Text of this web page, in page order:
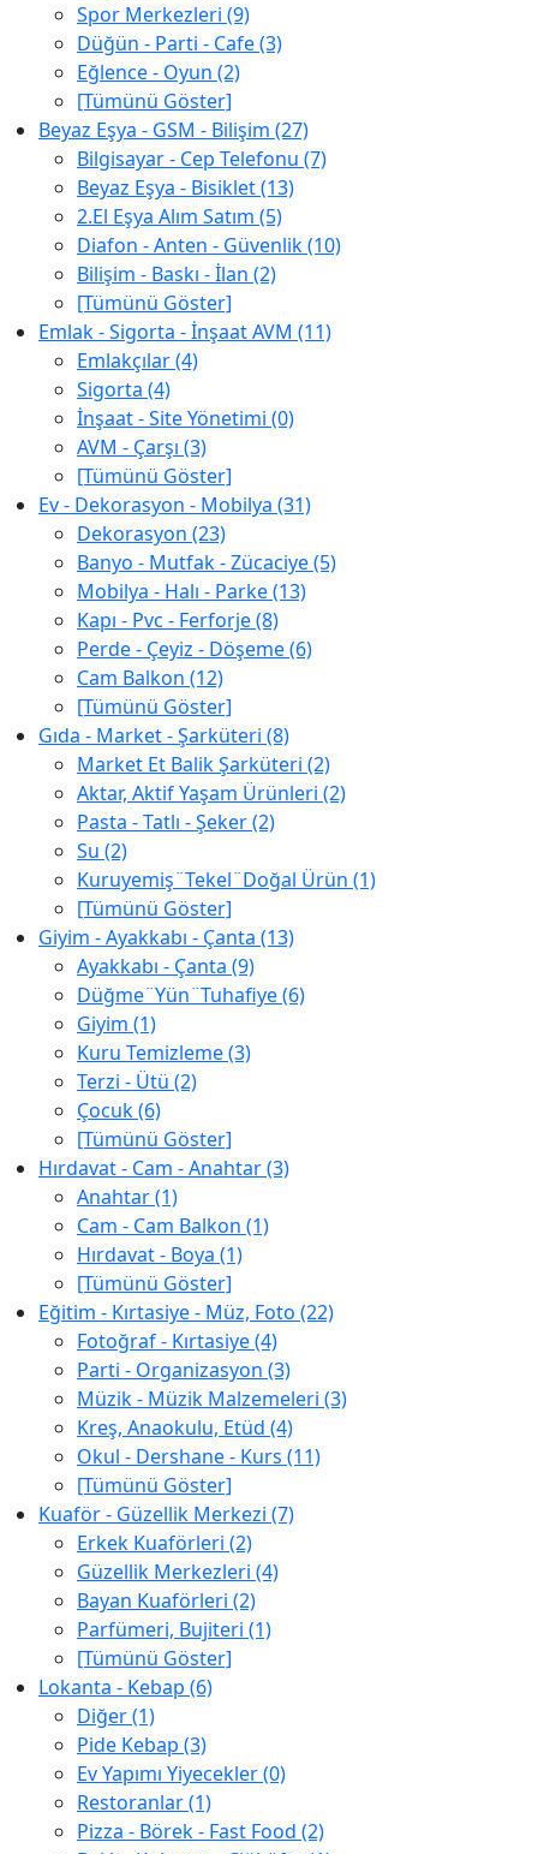
Spor Merkezleri (9)
Düğün - Parti - Cafe (3)
Eğlence - Oyun (2)
[Tümünü Göster]
Beyaz Eşya - GSM - Bilişim (27)
Bilgisayar - Cep Telefonu (7)
Beyaz Eşya - Bisiklet (13)
2.El Eşya Alım Satım (5)
Diafon - Anten - Güvenlik (10)
Bilişim - Baskı - İlan (2)
[Tümünü Göster]
Emlak - Sigorta - İnşaat AVM (11)
Emlakçılar (4)
Sigorta (4)
İnşaat - Site Yönetimi (0)
AVM - Çarşı (3)
[Tümünü Göster]
Ev - Dekorasyon - Mobilya (31)
Dekorasyon (23)
Banyo - Mutfak - Zücaciye (5)
Mobilya - Halı - Parke (13)
Kapı - Pvc - Ferforje (8)
Perde - Çeyiz - Döşeme (6)
Cam Balkon (12)
[Tümünü Göster]
Gıda - Market - Şarküteri (8)
Market Et Balik Şarküteri (2)
Aktar, Aktif Yaşam Ürünleri (2)
Pasta - Tatlı - Şeker (2)
Su (2)
Kuruyemiş¨Tekel¨Doğal Ürün (1)
[Tümünü Göster]
Giyim - Ayakkabı - Çanta (13)
Ayakkabı - Çanta (9)
Düğme¨Yün¨Tuhafiye (6)
Giyim (1)
Kuru Temizleme (3)
Terzi - Ütü (2)
Çocuk (6)
[Tümünü Göster]
Hırdavat - Cam - Anahtar (3)
Anahtar (1)
Cam - Cam Balkon (1)
Hırdavat - Boya (1)
[Tümünü Göster]
Eğitim - Kırtasiye - Müz, Foto (22)
Fotoğraf - Kırtasiye (4)
Parti - Organizasyon (3)
Müzik - Müzik Malzemeleri (3)
Kreş, Anaokulu, Etüd (4)
Okul - Dershane - Kurs (11)
[Tümünü Göster]
Kuaför - Güzellik Merkezi (7)
Erkek Kuaförleri (2)
Güzellik Merkezleri (4)
Bayan Kuaförleri (2)
Parfümeri, Bujiteri (1)
[Tümünü Göster]
Lokanta - Kebap (6)
Diğer (1)
Pide Kebap (3)
Ev Yapımı Yiyecekler (0)
Restoranlar (1)
Pizza - Börek - Fast Food (2)